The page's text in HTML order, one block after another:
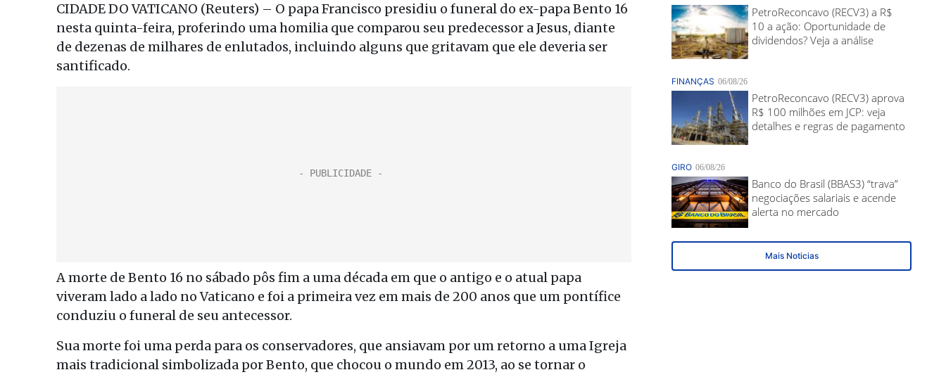
CIDADE DO VATICANO (Reuters) – O papa Francisco presidiu o funeral do ex-papa Bento 16
nesta quinta-feira, proferindo uma homilia que comparou seu predecessor a Jesus, diante
de dezenas de milhares de enlutados, incluindo alguns que gritavam que ele deveria ser
santificado.
A morte de Bento 16 no sábado pôs fim a uma década em que o antigo e o atual papa
viveram lado a lado no Vaticano e foi a primeira vez em mais de 200 anos que um pontífice
conduziu o funeral de seu antecessor.
Sua morte foi uma perda para os conservadores, que ansiavam por um retorno a uma Igreja
mais tradicional simbolizada por Bento, que chocou o mundo em 2013, ao se tornar o